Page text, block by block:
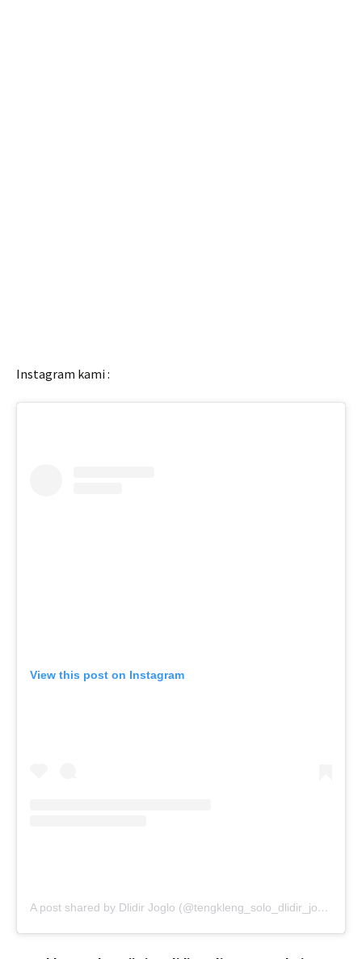
Instagram kami :
View this post on Instagram
A post shared by Dlidir Joglo (@tengkleng_solo_dlidir_joglo)